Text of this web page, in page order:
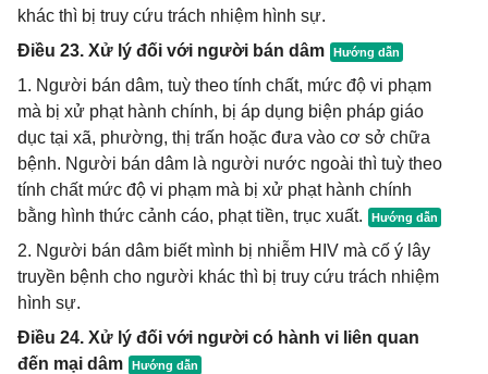
khác thì bị truy cứu trách nhiệm hình sự.
Điều 23. Xử lý đối với người bán dâm
1. Người bán dâm, tuỳ theo tính chất, mức độ vi phạm
mà bị xử phạt hành chính, bị áp dụng biện pháp giáo
dục tại xã, phường, thị trấn hoặc đưa vào cơ sở chữa
bệnh. Người bán dâm là người nước ngoài thì tuỳ theo
tính chất mức độ vi phạm mà bị xử phạt hành chính
bằng hình thức cảnh cáo, phạt tiền, trục xuất.
2. Người bán dâm biết mình bị nhiễm HIV mà cố ý lây
truyền bệnh cho người khác thì bị truy cứu trách nhiệm
hình sự.
Điều 24. Xử lý đối với người có hành vi liên quan
đến mại dâm